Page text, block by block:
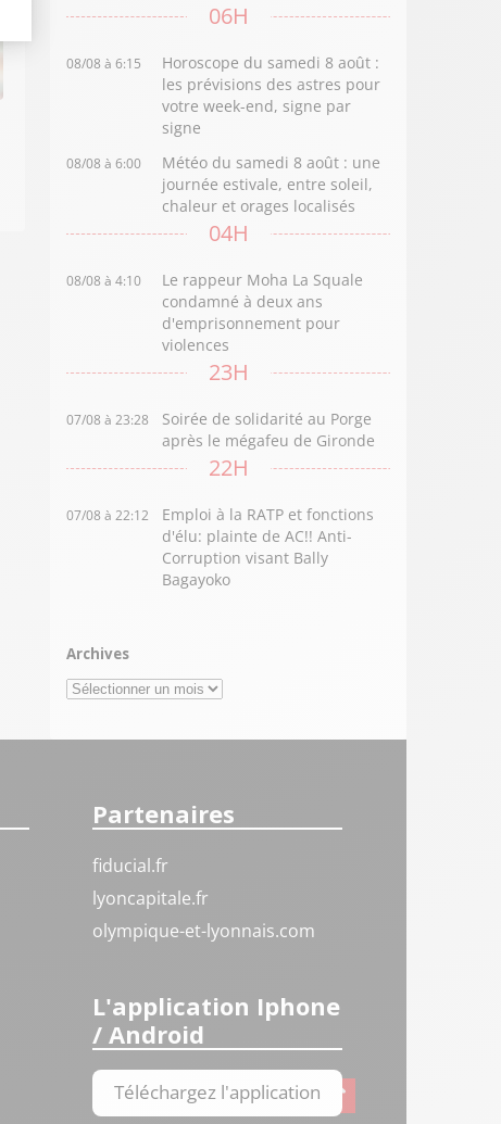
06H
08/08 à 6:15
Horoscope du samedi 8 août :
les prévisions des astres pour
votre week-end, signe par
signe
08/08 à 6:00
Météo du samedi 8 août : une
journée estivale, entre soleil,
chaleur et orages localisés
04H
08/08 à 4:10
Le rappeur Moha La Squale
condamné à deux ans
d'emprisonnement pour
violences
23H
07/08 à 23:28
Soirée de solidarité au Porge
après le mégafeu de Gironde
22H
07/08 à 22:12
Emploi à la RATP et fonctions
d'élu: plainte de AC!! Anti-
Corruption visant Bally
Bagayoko
Archives
Archives
Partenaires
fiducial.fr
lyoncapitale.fr
olympique-et-lyonnais.com
L'application Iphone
/ Android
Téléchargez l'application